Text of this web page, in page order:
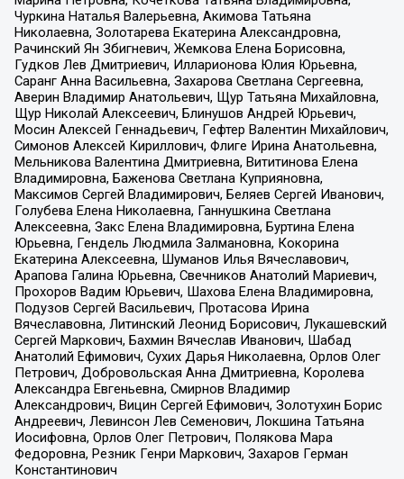
Чуркина Наталья Валерьевна, Акимова Татьяна
Николаевна, Золотарева Екатерина Александровна,
Рачинский Ян Збигневич, Жемкова Елена Борисовна,
Гудков Лев Дмитриевич, Илларионова Юлия Юрьевна,
Саранг Анна Васильевна, Захарова Светлана Сергеевна,
Аверин Владимир Анатольевич, Щур Татьяна Михайловна,
Щур Николай Алексеевич, Блинушов Андрей Юрьевич,
Мосин Алексей Геннадьевич, Гефтер Валентин Михайлович,
Симонов Алексей Кириллович, Флиге Ирина Анатольевна,
Мельникова Валентина Дмитриевна, Вититинова Елена
Владимировна, Баженова Светлана Куприяновна,
Максимов Сергей Владимирович, Беляев Сергей Иванович,
Голубева Елена Николаевна, Ганнушкина Светлана
Алексеевна, Закс Елена Владимировна, Буртина Елена
Юрьевна, Гендель Людмила Залмановна, Кокорина
Екатерина Алексеевна, Шуманов Илья Вячеславович,
Арапова Галина Юрьевна, Свечников Анатолий Мариевич,
Прохоров Вадим Юрьевич, Шахова Елена Владимировна,
Подузов Сергей Васильевич, Протасова Ирина
Вячеславовна, Литинский Леонид Борисович, Лукашевский
Сергей Маркович, Бахмин Вячеслав Иванович, Шабад
Анатолий Ефимович, Сухих Дарья Николаевна, Орлов Олег
Петрович, Добровольская Анна Дмитриевна, Королева
Александра Евгеньевна, Смирнов Владимир
Александрович, Вицин Сергей Ефимович, Золотухин Борис
Андреевич, Левинсон Лев Семенович, Локшина Татьяна
Иосифовна, Орлов Олег Петрович, Полякова Мара
Федоровна, Резник Генри Маркович, Захаров Герман
Константинович